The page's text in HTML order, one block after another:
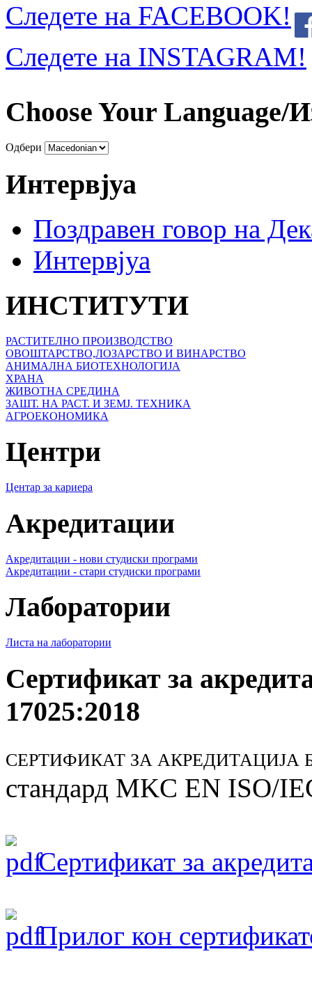
Следете на FACEBOOK!
Следете на INSTAGRAM!
Choose Your Language/
Одбери
Интервјуа
Поздравен говор на
Интервјуа
ИНСТИТУТИ
РАСТИТЕЛНО ПРОИЗВОДСТВО
ОВОШТАРСТВО,ЛОЗАРСТВО И ВИНАРСТВО
АНИМАЛНА БИОТЕХНОЛОГИЈА
ХРАНА
ЖИВОТНА СРЕДИНА
ЗАШТ. НА РАСТ. И ЗЕМЈ. ТЕХНИКА
АГРОЕКОНОМИКА
Центри
Центар за кариера
Акредитации
Акредитации - нови студиски програми
Акредитации - стари студиски програми
Лаборатории
Листа на лаборатории
Сертификат за
17025:2018
СЕРТИФИКАТ ЗА АКРЕДИТАЦИЈА
стандард MKC EN ISO/
Сертификат за
Прилог кон